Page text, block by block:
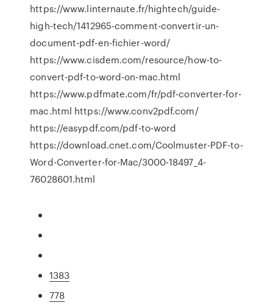
https://www.linternaute.fr/hightech/guide-
high-tech/1412965-comment-convertir-un-
document-pdf-en-fichier-word/
https://www.cisdem.com/resource/how-to-
convert-pdf-to-word-on-mac.html
https://www.pdfmate.com/fr/pdf-converter-for-
mac.html https://www.conv2pdf.com/
https://easypdf.com/pdf-to-word
https://download.cnet.com/Coolmuster-PDF-to-
Word-Converter-for-Mac/3000-18497_4-
76028601.html
1383
778